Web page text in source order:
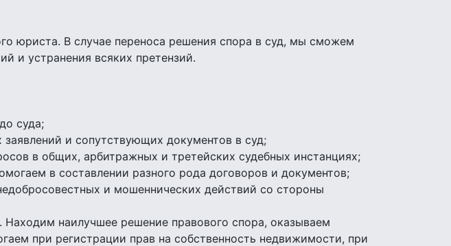
юриста. В случае переноса решения спора в суд, мы сможем
и устранения всяких претензий.
суда;
и сопутствующих документов в суд;
в общих, арбитражных и третейских судебных инстанциях;
в составлении разного рода договоров и документов;
и мошеннических действий со стороны
наилучшее решение правового спора, оказываем
при регистрации прав на собственность недвижимости, при